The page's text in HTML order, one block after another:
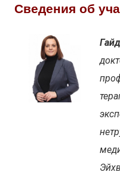
Сведения об